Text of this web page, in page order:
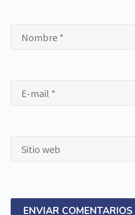
ENVIAR COMENTARIOS